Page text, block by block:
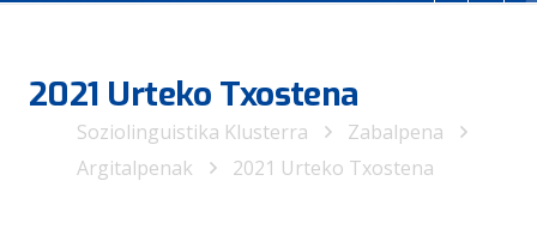
2021 Urteko Txostena
Soziolinguistika Klusterra
Zabalpena
Argitalpenak
2021 Urteko Txostena